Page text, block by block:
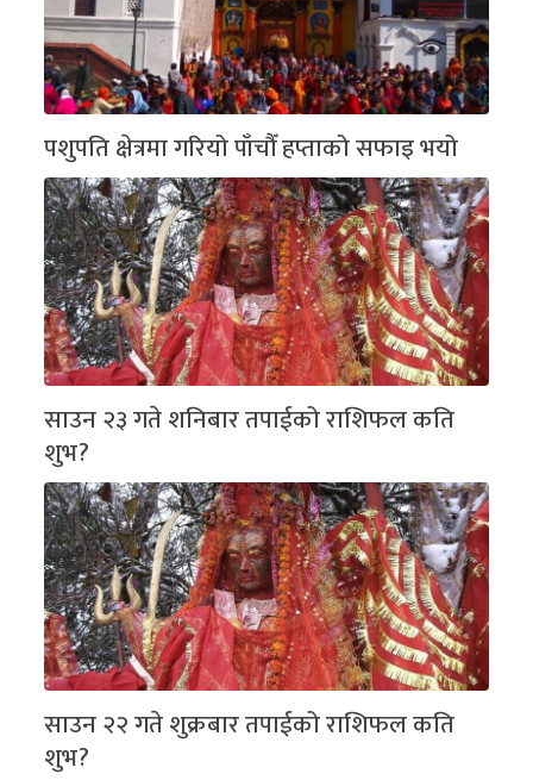
पशुपति क्षेत्रमा गरियो पाँचौँ हप्ताको सफाइ भयो
साउन २३ गते शनिबार तपाईको राशिफल कति
शुभ?
साउन २२ गते शुक्रबार तपाईको राशिफल कति
शुभ?